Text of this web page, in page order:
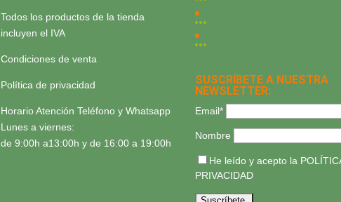
Todos los productos de la tienda
incluyen el IVA
Condiciones de venta
Política de privacidad
Horario Atención Teléfono y Whatsapp
Lunes a viernes:
de 9:00h a13:00h y de 16:00 a 19:00h
SUSCRÍBETE A NUESTRA
NEWSLETTER:
Email*
Nombre
He leído y acepto la
PRIVACIDAD